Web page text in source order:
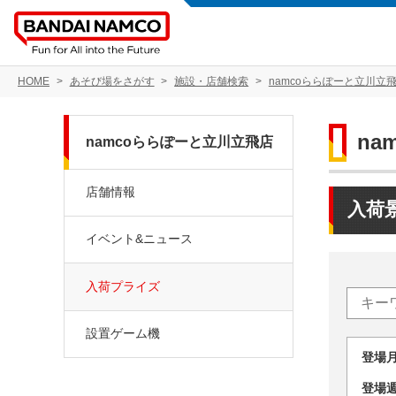
HOME あそび場をさがす 施設・店舗検索 namcoららぽーと立川立
入荷
登
登
namcoららぽーと立川立飛店
店舗情報
イベント&ニュース
入荷プライズ
設置ゲーム機